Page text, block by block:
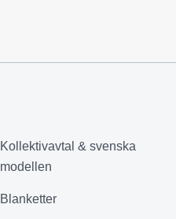
Kollektivavtal & svenska
modellen
Blanketter